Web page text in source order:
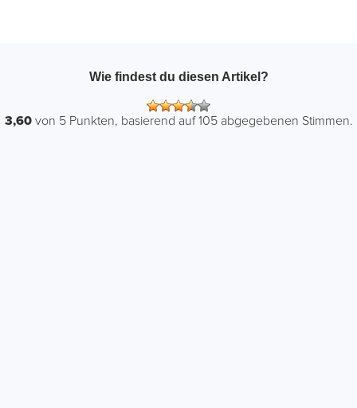
Wie findest du diesen Artikel?
3,60von 5Punkten, basierend auf105abgegebenen Stimmen.